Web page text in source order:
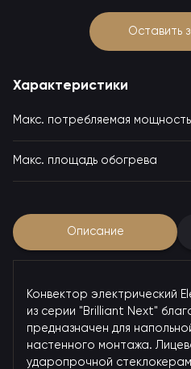
Оставить
Характеристики
Макс. потребляемая мощность
Макс. площадь обогрева
Описание
Конвектор электрический
из серии "Brilliant Next"
предназначен для
настенного монтажа.
ударопрочной